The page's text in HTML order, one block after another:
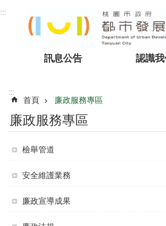
跳到主要內容區塊
:::
訊息公告 認識我
:::
首頁
廉政服務專區
廉政服務專區
檢舉管道
安全維護業務
廉政宣導成果